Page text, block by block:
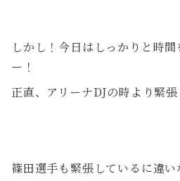
しかし！今日はしっかりと時
ー！
正直、アリーナDJの時より緊
篠田選手も緊張しているに違い